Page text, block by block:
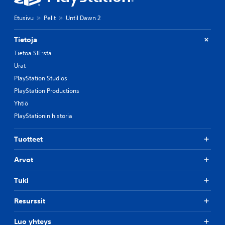
Etusivu Pelit Until Dawn 2
Tietoja
Tietoa SIE:stä
Urat
PlayStation Studios
PlayStation Productions
Yhtiö
PlayStationin historia
Tuotteet
Arvot
Tuki
Resurssit
Luo yhteys